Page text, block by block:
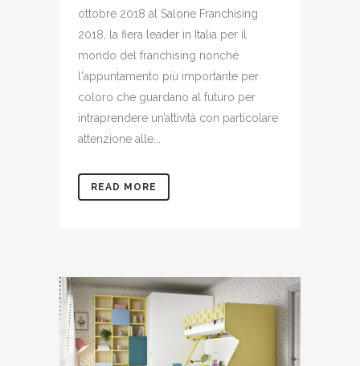
ottobre 2018 al Salone Franchising
2018, la fiera leader in Italia per il
mondo del franchising nonché
l'appuntamento più importante per
coloro che guardano al futuro per
intraprendere un’attività con particolare
attenzione alle...
READ MORE